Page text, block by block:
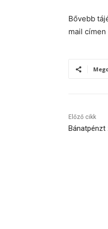
Bővebb
mail
Előző cikk